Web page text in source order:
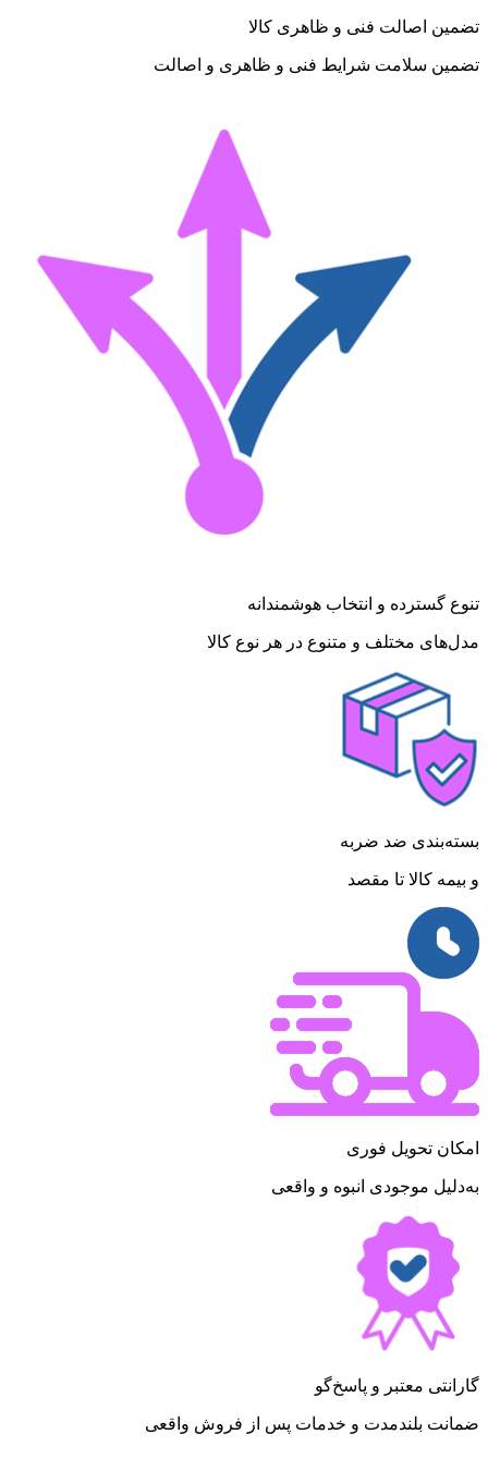
تضمین اصالت فنی و ظاهری کالا
تضمین سلامت شرایط فنی و ظاهری و اصالت
تنوع گسترده و انتخاب هوشمندانه
مدل‌های مختلف و متنوع در هر نوع کالا
بسته‌بندی ضد ضربه
و بیمه کالا تا مقصد
امکان تحویل فوری
به‌دلیل موجودی انبوه و واقعی
گارانتی معتبر و پاسخ‌گو
ضمانت بلندمدت و خدمات پس از فروش واقعی